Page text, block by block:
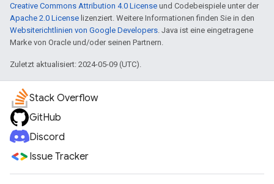
Creative Commons Attribution 4.0 License und Codebeispiele unter der
Apache 2.0 License lizenziert. Weitere Informationen finden Sie in den
Websiterichtlinien von Google Developers . Java ist eine eingetragene
Marke von Oracle und/oder seinen Partnern.
Zuletzt aktualisiert: 2024-05-09 (UTC).
Stack Overflow
GitHub
Discord
Issue Tracker